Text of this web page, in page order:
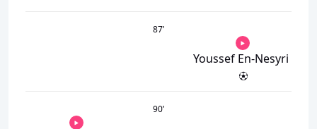
87’
Youssef En-Nesyri
90’